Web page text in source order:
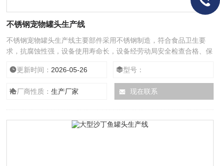
不锈钢宠物罐头生产线
不锈钢宠物罐头生产线主要部件采用不锈钢制造，符合食品卫生要
求，抗腐蚀性强，设备使用寿命长，设备经劳动局安全检查合格、保
更新时间： 2026-05-26 型号：
厂商性质：生产厂家 现在联系